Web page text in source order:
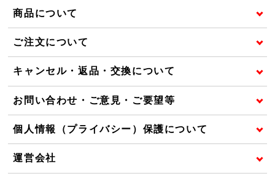
商品について
ご注文について
キャンセル・返品・交換について
お問い合わせ・ご意見・ご要望等
個人情報（プライバシー）保護について
運営会社